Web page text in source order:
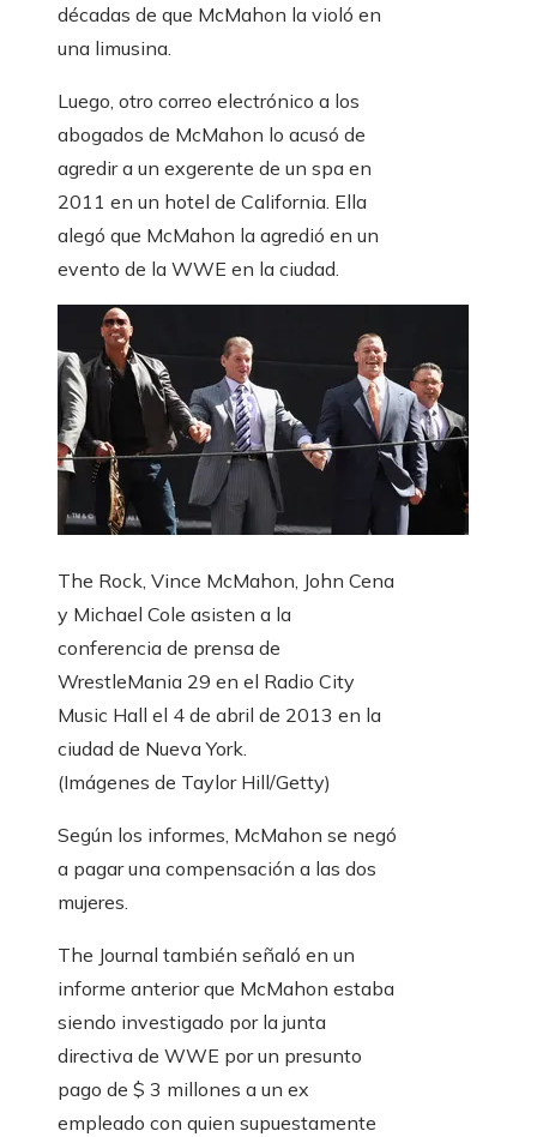
décadas de que McMahon la violó en
una limusina.
Luego, otro correo electrónico a los
abogados de McMahon lo acusó de
agredir a un exgerente de un spa en
2011 en un hotel de California. Ella
alegó que McMahon la agredió en un
evento de la WWE en la ciudad.
The Rock, Vince McMahon, John Cena
y Michael Cole asisten a la
conferencia de prensa de
WrestleMania 29 en el Radio City
Music Hall el 4 de abril de 2013 en la
ciudad de Nueva York.
(Imágenes de Taylor Hill/Getty)
Según los informes, McMahon se negó
a pagar una compensación a las dos
mujeres.
The Journal también señaló en un
informe anterior que McMahon estaba
siendo investigado por la junta
directiva de WWE por un presunto
pago de $ 3 millones a un ex
empleado con quien supuestamente